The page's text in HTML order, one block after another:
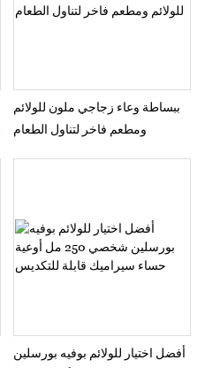
ببساطة وعاء زجاجي ملون للولائم
ومطعم فاخر لتناول الطعام
أفضل اختيار للولائم بوفيه بورسلين